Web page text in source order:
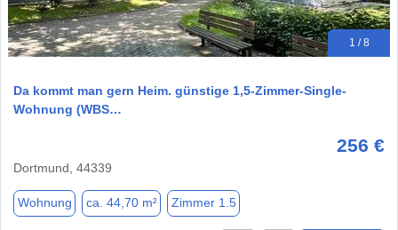
1 / 8
Da kommt man gern Heim. günstige 1,5-Zimmer-Single-
Wohnung (WBS…
256 €
Dortmund, 44339
Wohnung ca. 44,70 m² Zimmer 1.5